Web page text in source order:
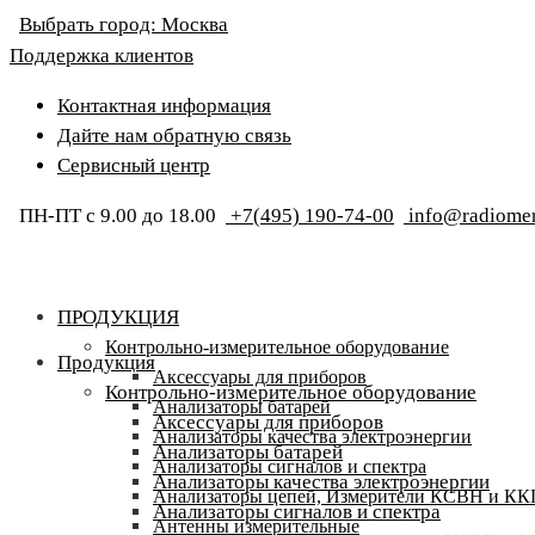
Выбрать город: Москва
Поддержка клиентов
Контактная информация
Дайте нам обратную связь
Сервисный центр
ПН-ПТ с 9.00 до 18.00 +7(495) 190-74-00
ПРОДУКЦИЯ
Контрольно-измерительное оборудование
Аксессуары для приборов
Анализаторы батарей
Анализаторы качества электроэнергии
Анализаторы сигналов и спектра
Анализаторы цепей, Измерители КСВН и
Антенны измерительные
Продукция
Контрольно-измерительное оборудование
Аксессуары для приборов
Анализаторы батарей
Анализаторы качества электроэнергии
Анализаторы сигналов и спектра